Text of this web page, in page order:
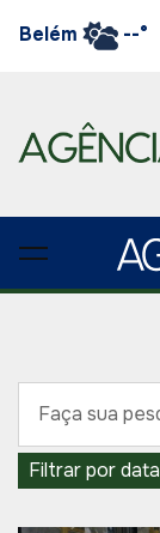
Belém --°
Filtrar por data